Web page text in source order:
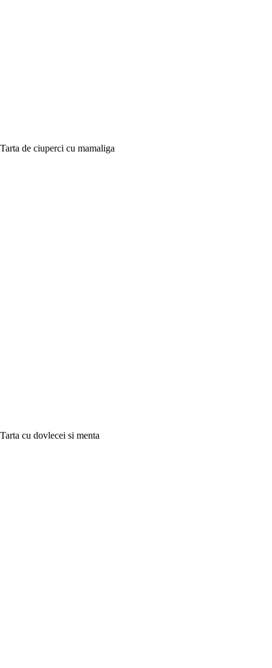
Tarta de ciuperci cu mamaliga
Tarta cu dovlecei si menta